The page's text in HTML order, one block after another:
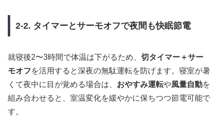
2-2. タイマーとサーモオフで夜間も快眠節電
就寝後2〜3時間で体温は下がるため、 切タイマー＋サー
モオフを活用すると深夜の無駄運転を防げます。寝室が暑
くて夜中に目が覚める場合は、 おやすみ運転や風量自動を
組み合わせると、室温変化を緩やかに保ちつつ節電可能で
す。